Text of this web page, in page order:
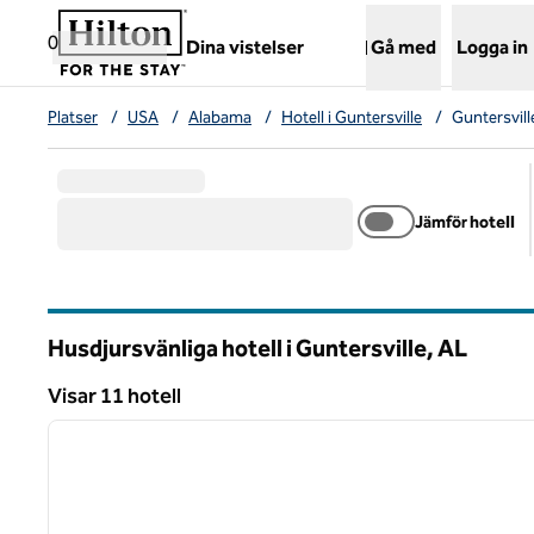
Gå vidare till innehållet
0
Dina vistelser
,öppnar ny flik
Gå med Logga in
Platser / USA / Alabama / Hotell i Guntersville /
Jämför hotell
Husdjursvänliga hotell i Guntersville,AL
Visar 11 hotell
Visar 11 hotell
1 av 12